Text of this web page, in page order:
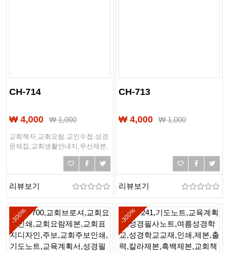
CH-714
₩ 4,000 ₩1,000
교회책자,교회요람,교인수첩,성경
문제집,교회생활안내지,무선제본,
링제본,하드커버제본,떡제본,PDF
리뷰보기
CH-713
₩ 4,000 ₩1,000
리뷰보기
-300% -300%